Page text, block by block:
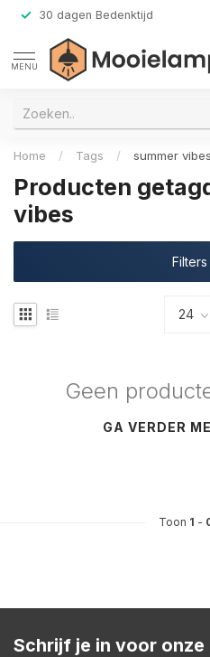
30 dagen Bedenktijd
MENU
Home / Tags / summer vibes
Producten
vibes
Filters
Geen
GA VERDER
Toon 1 -
Schrijf je in voor